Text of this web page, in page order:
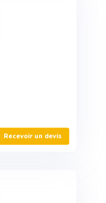
Recevoir un devis